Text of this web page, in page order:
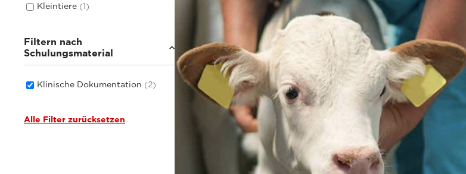
Kleintiere (1)
Filtern nach
Schulungsmaterial
Klinische Dokumentation (2)
Alle Filter zurücksetzen